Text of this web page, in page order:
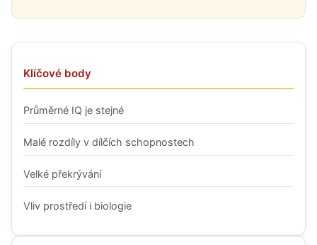
Klíčové body
Průměrné IQ je stejné
Malé rozdíly v dílčích schopnostech
Velké překrývání
Vliv prostředí i biologie